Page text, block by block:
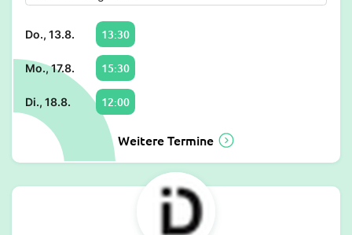
Do., 13.8. 13:30
Mo., 17.8. 15:30
Di., 18.8. 12:00
Weitere Termine